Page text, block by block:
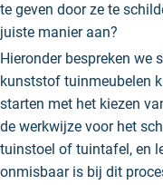
te geven door ze te
juiste manier aan?
Hieronder bespreken we
kunststof tuinmeubelen
starten met het kiezen
de werkwijze voor het
tuinstoel of tuintafel, en
onmisbaar is bij dit